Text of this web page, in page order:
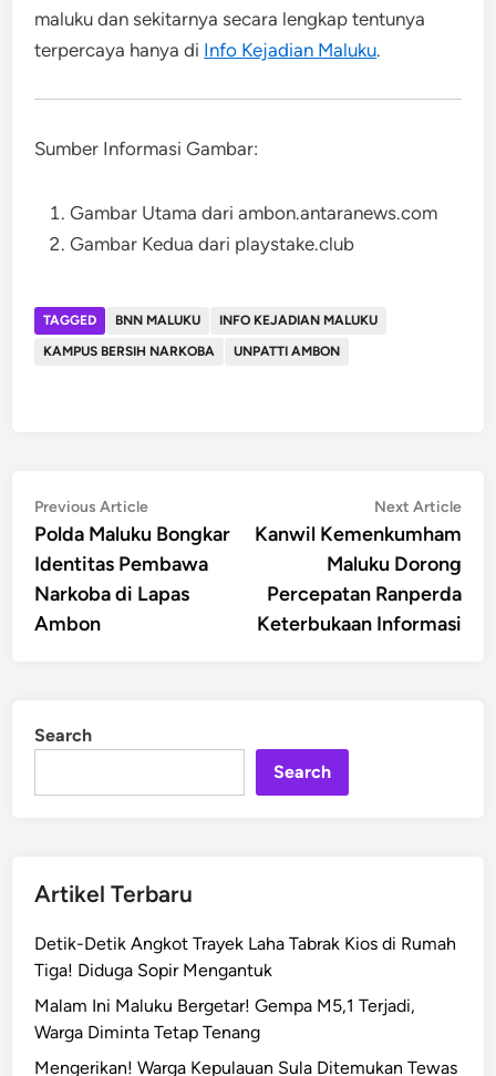
maluku dan sekitarnya secara lengkap tentunya
terpercaya hanya di Info Kejadian Maluku.
Sumber Informasi Gambar:
Gambar Utama dari ambon.antaranews.com
Gambar Kedua dari playstake.club
TAGGED BNN MALUKU
INFO KEJADIAN MALUKU
KAMPUS BERSIH NARKOBA
UNPATTI AMBON
Post
navigation
Previous ArticlePrevious
article:
Polda Maluku Bongkar
Identitas Pembawa
Narkoba di Lapas
Ambon
Next Article
Kanwil Kemenkumham
Maluku Dorong
Percepatan Ranperda
Keterbukaan Informasi
Search
Search
Artikel Terbaru
Detik-Detik Angkot Trayek Laha Tabrak Kios di Rumah
Tiga! Diduga Sopir Mengantuk
Malam Ini Maluku Bergetar! Gempa M5,1 Terjadi,
Warga Diminta Tetap Tenang
Mengerikan! Warga Kepulauan Sula Ditemukan Tewas